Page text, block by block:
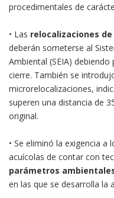
procedimentales de
• Las relocalizaciones
deberán someterse al
Ambiental (SEIA)
cierre. También se
microrelocalizaciones,
superen una distancia de
original.
• Se eliminó la exigencia a
acuícolas de contar con
parámetros
en las que se desarrolla la